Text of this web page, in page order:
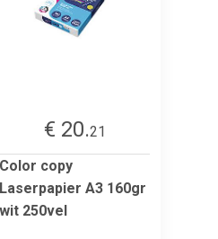
€ 20.21
Color copy
Laserpapier A3 160gr
wit 250vel